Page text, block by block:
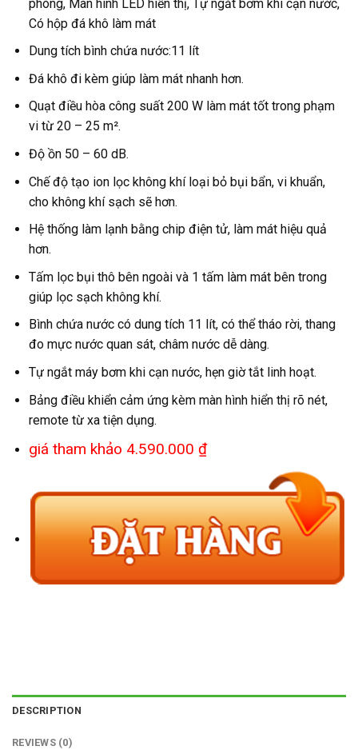
phòng, Màn hình LED hiển thị, Tự ngắt bơm khi cạn nước,
Có hộp đá khô làm mát
Dung tích bình chứa nước:11 lít
Đá khô đi kèm giúp làm mát nhanh hơn.
Quạt điều hòa công suất 200 W làm mát tốt trong phạm
vi từ 20 – 25 m².
Độ ồn 50 – 60 dB.
Chế độ tạo ion lọc không khí loại bỏ bụi bẩn, vi khuẩn,
cho không khí sạch sẽ hơn.
Hệ thống làm lạnh bằng chip điện tử, làm mát hiệu quả
hơn.
Tấm lọc bụi thô bên ngoài và 1 tấm làm mát bên trong
giúp lọc sạch không khí.
Bình chứa nước có dung tích 11 lít, có thể tháo rời, thang
đo mực nước quan sát, châm nước dễ dàng.
Tự ngắt máy bơm khi cạn nước, hẹn giờ tắt linh hoạt.
Bảng điều khiển cảm ứng kèm màn hình hiển thị rõ nét,
remote từ xa tiện dụng.
giá tham khảo 4.590.000 ₫
DESCRIPTION
REVIEWS (0)